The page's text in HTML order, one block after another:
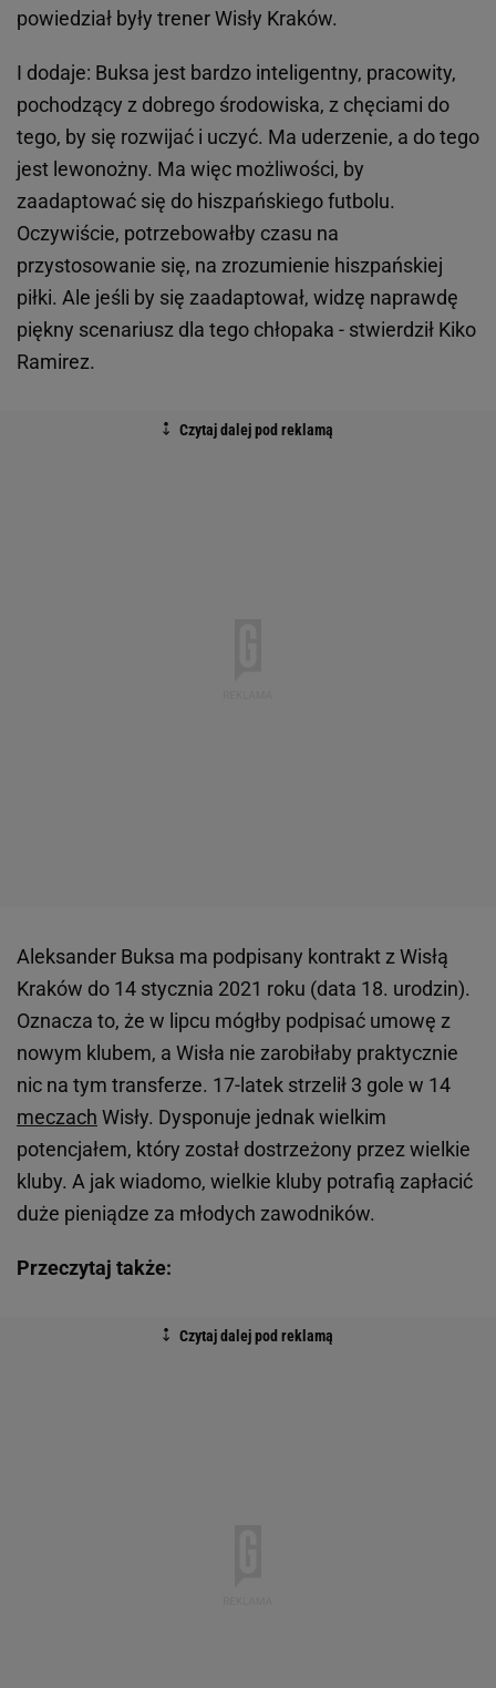
powiedział były trener Wisły Kraków.
I dodaje: Buksa jest bardzo inteligentny, pracowity,
pochodzący z dobrego środowiska, z chęciami do
tego, by się rozwijać i uczyć. Ma uderzenie, a do tego
jest lewonożny. Ma więc możliwości, by
zaadaptować się do hiszpańskiego futbolu.
Oczywiście, potrzebowałby czasu na
przystosowanie się, na zrozumienie hiszpańskiej
piłki. Ale jeśli by się zaadaptował, widzę naprawdę
piękny scenariusz dla tego chłopaka - stwierdził Kiko
Ramirez.
Aleksander Buksa ma podpisany kontrakt z Wisłą
Kraków do 14 stycznia 2021 roku (data 18. urodzin).
Oznacza to, że w lipcu mógłby podpisać umowę z
nowym klubem, a Wisła nie zarobiłaby praktycznie
nic na tym transferze. 17-latek strzelił 3 gole w 14
meczach Wisły. Dysponuje jednak wielkim
potencjałem, który został dostrzeżony przez wielkie
kluby. A jak wiadomo, wielkie kluby potrafią zapłacić
duże pieniądze za młodych zawodników.
Przeczytaj także: